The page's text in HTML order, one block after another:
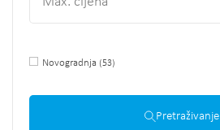
Novogradnja (53)
Pretraživanje